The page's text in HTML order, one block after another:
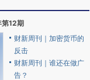
第12期
财新周刊｜加密货币的
反击
财新周刊｜谁还在做广
告？